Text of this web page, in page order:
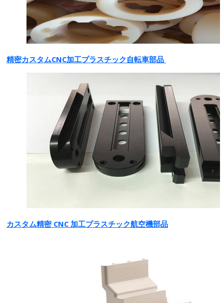
精密カスタムCNC加工プラスチック自転車部品
カスタム精密 CNC 加工プラスチック航空機部品